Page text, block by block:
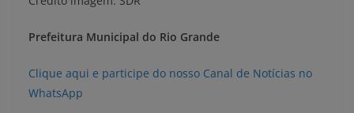
Prefeitura Municipal do Rio Grande
Clique aqui e participe do nosso Canal de Notícias no
WhatsApp